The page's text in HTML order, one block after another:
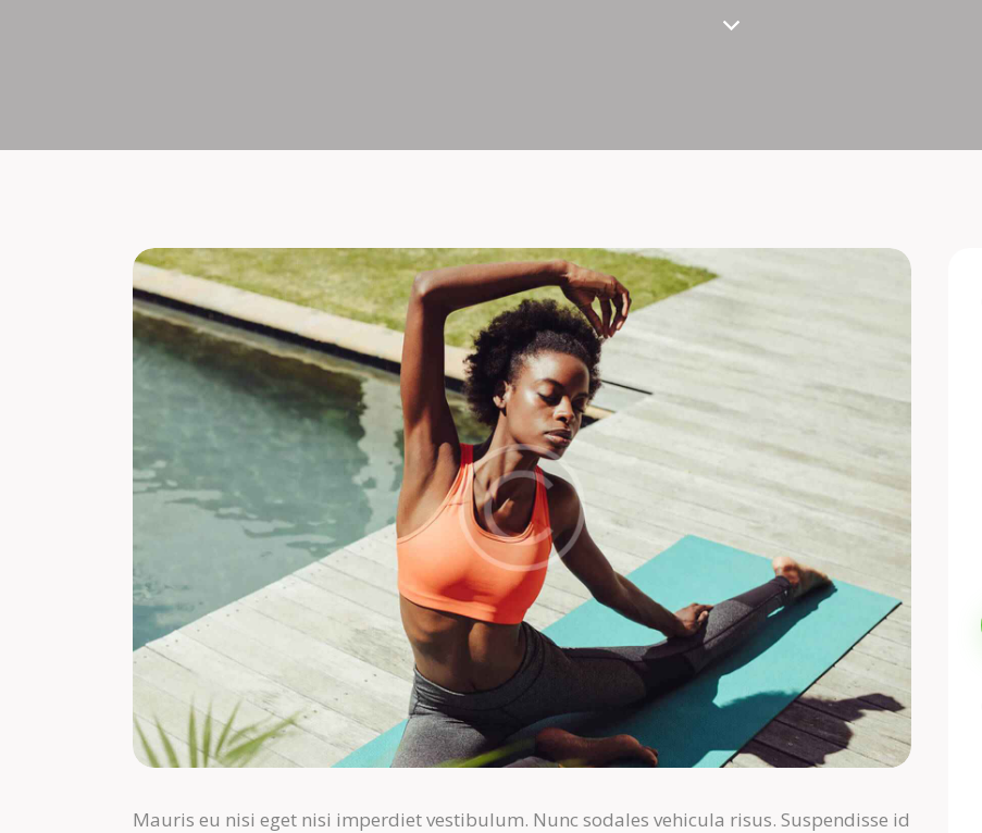
Mauris eu nisi eget nisi imperdiet vestibulum. Nunc sodales vehicula risus. Suspendisse id